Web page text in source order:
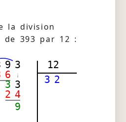
la division
de 393 par 12 :
9 3
12
3 2
6
3
3
4
2
9